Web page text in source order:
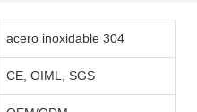
acero inoxidable 304
CE, OIML, SGS